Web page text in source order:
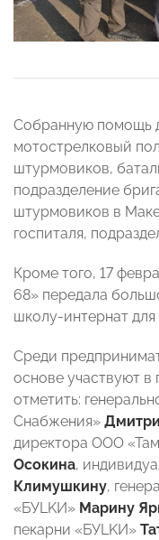
Собранную помощь
мотострелковый
штурмовиков,
подразделение
штурмовиков в
госпиталя,
Кроме того, 17
68» передала
школу-интернат
Среди
основе участвуют
отметить:
Снабжения»
директора ООО
Осокина,
Климушкину,
«БУLKИ» Марину
пекарни «БУLKИ»